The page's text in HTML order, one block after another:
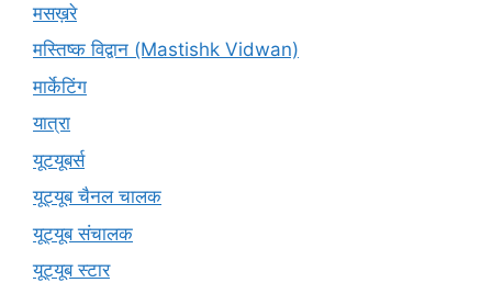
मसख़रे
मस्तिष्क विद्वान (Mastishk Vidwan)
मार्केटिंग
यात्रा
यूटयूबर्स
यूट्यूब चैनल चालक
यूट्यूब संचालक
यूट्यूब स्टार